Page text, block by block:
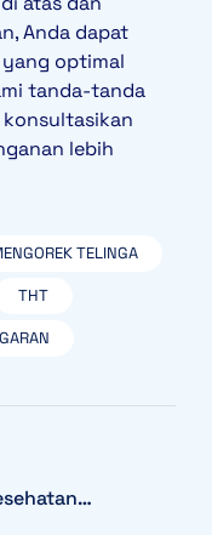
Anda dapat
optimal
tanda-tanda
lebih
TELINGA
THT